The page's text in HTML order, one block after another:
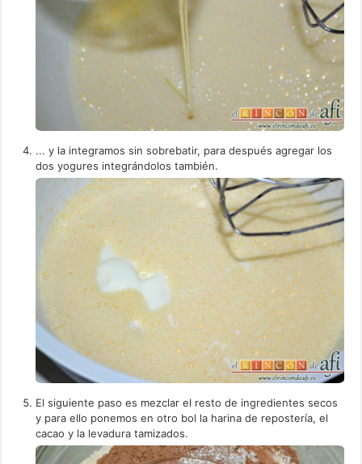
... y la integramos sin sobrebatir, para después agregar los
dos yogures integrándolos también.
El siguiente paso es mezclar el resto de ingredientes secos
y para ello ponemos en otro bol la harina de repostería, el
cacao y la levadura tamizados.